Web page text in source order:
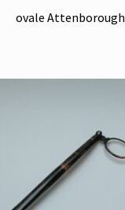
ovale Attenborough